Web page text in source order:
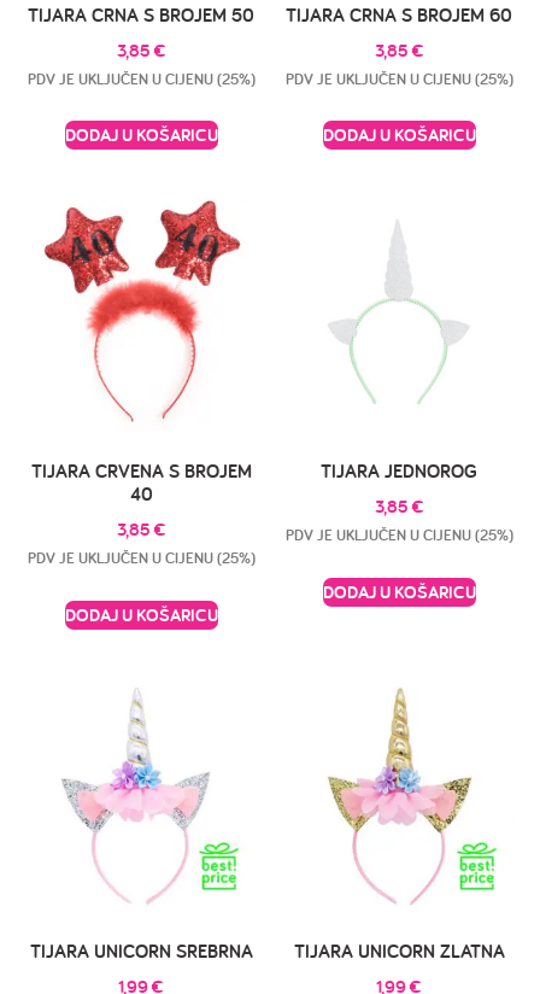
TIJARA CRNA S BROJEM 50
3,85 €
PDV JE UKLJUČEN U CIJENU (25%)
DODAJ U KOŠARICU
TIJARA CRNA S BROJEM 60
3,85 €
PDV JE UKLJUČEN U CIJENU (25%)
DODAJ U KOŠARICU
TIJARA CRVENA S BROJEM
40
3,85 €
PDV JE UKLJUČEN U CIJENU (25%)
DODAJ U KOŠARICU
TIJARA JEDNOROG
3,85 €
PDV JE UKLJUČEN U CIJENU (25%)
DODAJ U KOŠARICU
TIJARA UNICORN SREBRNA
1,99€
TIJARA UNICORN ZLATNA
1,99€